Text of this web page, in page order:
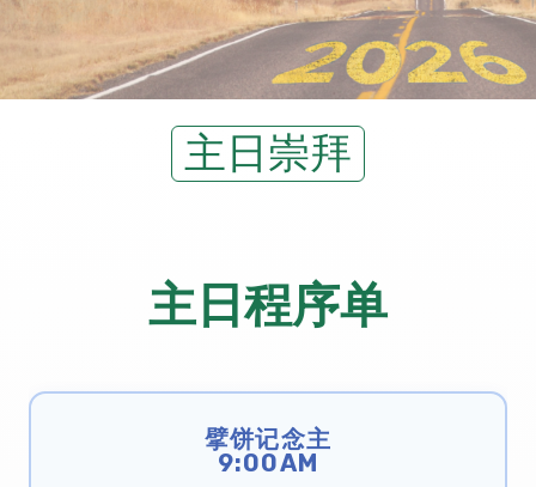
主日崇拜
主日程序单
擘饼记念主
9:00AM